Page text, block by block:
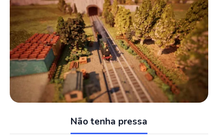
Não tenha pressa